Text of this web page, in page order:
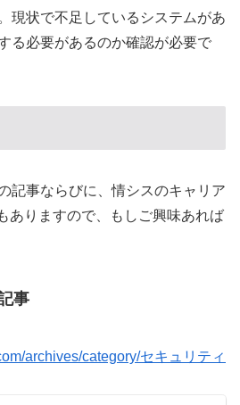
現状で不足しているシステムがあ
る必要があるのか確認が必要で
記事ならびに、情シスのキャリア
ありますので、もしご興味あれば
事
archives/category/セキュリティ